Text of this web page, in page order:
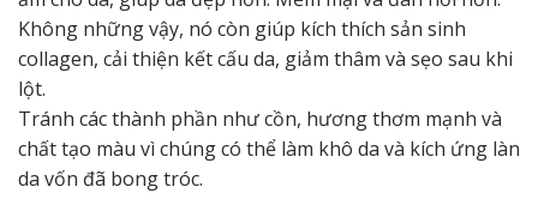
Không những vậy, nó còn giúp kích thích sản sinh
collagen, cải thiện kết cấu da, giảm thâm và sẹo sau khi
lột.
Tránh các thành phần như cồn, hương thơm mạnh và
chất tạo màu vì chúng có thể làm khô da và kích ứng làn
da vốn đã bong tróc.